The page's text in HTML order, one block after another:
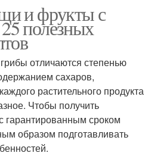
и фрукты с
полезных
отличаются степенью
сахаров,
растительного продукта
Чтобы получить
гарантированным сроком
образом подготавливать